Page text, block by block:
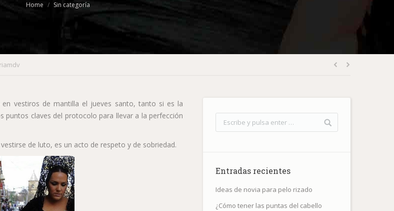
Home Sin categoría
vestiros de mantilla el jueves santo, tanto si es la
claves del protocolo para llevar a la perfección
de luto, es un acto de respeto y de sobriedad.
Entradas recientes
Ideas de novia para pelo rizado
¿Cómo tener las puntas del cabello